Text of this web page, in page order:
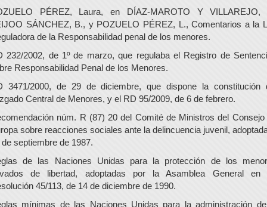
PÉREZ, Laura, en DÍAZ-MAROTO Y VILLAREJO,
SÁNCHEZ, B., y POZUELO PÉREZ, L., Comentarios a la
de la Responsabilidad penal de los menores.
232/2002, de 1º de marzo, que regulaba el Registro de
Responsabilidad Penal de los Menores.
3471/2000, de 29 de diciembre, que dispone la constitución
Central de Menores, y el RD 95/2009, de 6 de febrero.
núm. R (87) 20 del Comité de Ministros del Consejo
sobre reacciones sociales ante la delincuencia juvenil,
de septiembre de 1987.
de las Naciones Unidas para la protección de los
de libertad, adoptadas por la Asamblea General en
45/113, de 14 de diciembre de 1990.
mínimas de las Naciones Unidas para la administración